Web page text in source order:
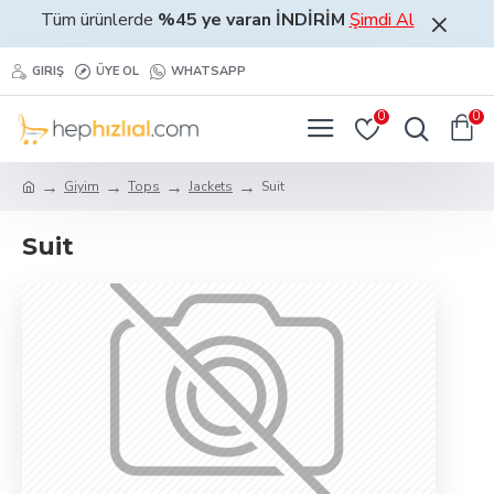
Tüm ürünlerde %45 ye varan İNDİRİM Şimdi Al
GIRIŞ ÜYE OL WHATSAPP
0 0
Giyim Tops Jackets Suit
Suit